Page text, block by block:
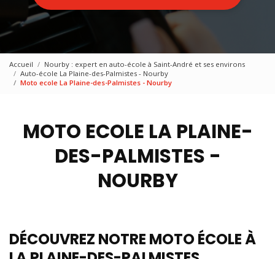
Accueil
Nourby : expert en auto-école à Saint-André et ses environs
Auto-école La Plaine-des-Palmistes - Nourby
Moto ecole La Plaine-des-Palmistes - Nourby
MOTO ECOLE LA PLAINE-
DES-PALMISTES -
NOURBY
DÉCOUVREZ NOTRE MOTO ÉCOLE À